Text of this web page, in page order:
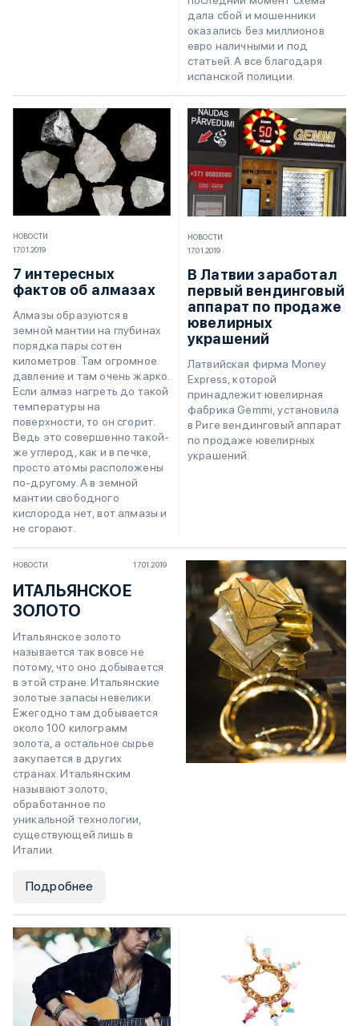
дала сбой и мошенники
оказались без миллионов
евро наличными и под
статьей. А все благодаря
испанской полиции.
НОВОСТИ
17.01.2019
7 интересных
фактов об алмазах
Алмазы образуются в
земной мантии на глубинах
порядка пары сотен
километров. Там огромное
давление и там очень жарко.
Если алмаз нагреть до такой
температуры на
поверхности, то он сгорит.
Ведь это совершенно такой-
же углерод, как и в печке,
просто атомы расположены
по-другому. А в земной
мантии свободного
кислорода нет, вот алмазы и
не сгорают.
НОВОСТИ
17.01.2019
В Латвии заработал
первый вендинговый
аппарат по продаже
ювелирных
украшений
Латвийская фирма Money
Express, которой
принадлежит ювелирная
фабрика Gemmi, установила
в Риге вендинговый аппарат
по продаже ювелирных
украшений.
НОВОСТИ 17.01.2019
ИТАЛЬЯНСКОЕ
ЗОЛОТО
Итальянское золото
называется так вовсе не
потому, что оно добывается
в этой стране. Итальянские
золотые запасы невелики.
Ежегодно там добывается
около 100 килограмм
золота, а остальное сырье
закупается в других
странах. Итальянским
называют золото,
обработанное по
уникальной технологии,
существующей лишь в
Италии.
Подробнее